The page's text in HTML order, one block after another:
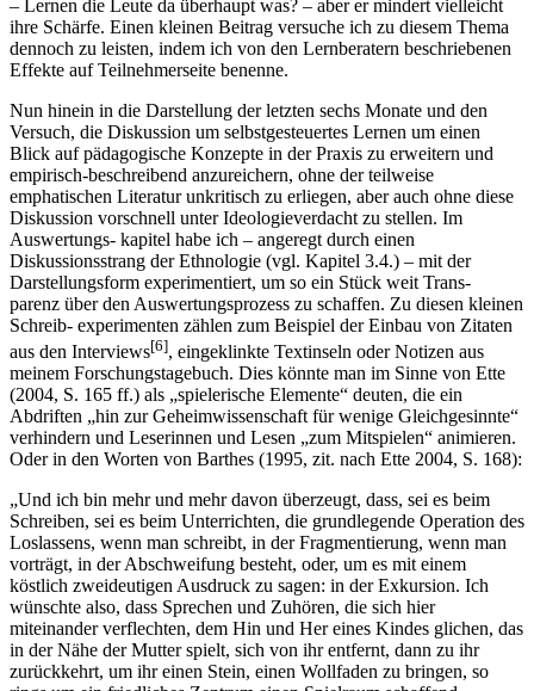
– Lernen die Leute da überhaupt was? – aber er mindert vielleicht
ihre Schärfe. Einen kleinen Beitrag versuche ich zu diesem Thema
dennoch zu leisten, indem ich von den Lernberatern beschriebenen
Effekte auf Teilnehmerseite benenne.
Nun hinein in die Darstellung der letzten sechs Monate und den
Versuch, die Diskussion um selbstgesteuertes Lernen um einen
Blick auf pädagogische Konzepte in der Praxis zu erweitern und
empirisch-beschreibend anzureichern, ohne der teilweise
emphatischen Literatur unkritisch zu erliegen, aber auch ohne diese
Diskussion vorschnell unter Ideologieverdacht zu stellen. Im
Auswertungs- kapitel habe ich – angeregt durch einen
Diskussionsstrang der Ethnologie (vgl. Kapitel 3.4.) – mit der
Darstellungsform experimentiert, um so ein Stück weit Trans-
parenz über den Auswertungsprozess zu schaffen. Zu diesen kleinen
Schreib- experimenten zählen zum Beispiel der Einbau von Zitaten
aus den Interviews[6], eingeklinkte Textinseln oder Notizen aus
meinem Forschungstagebuch. Dies könnte man im Sinne von Ette
(2004, S. 165 ff.) als „spielerische Elemente“ deuten, die ein
Abdriften „hin zur Geheimwissenschaft für wenige Gleichgesinnte“
verhindern und Leserinnen und Lesen „zum Mitspielen“ animieren.
Oder in den Worten von Barthes (1995, zit. nach Ette 2004, S. 168):
„Und ich bin mehr und mehr davon überzeugt, dass, sei es beim
Schreiben, sei es beim Unterrichten, die grundlegende Operation des
Loslassens, wenn man schreibt, in der Fragmentierung, wenn man
vorträgt, in der Abschweifung besteht, oder, um es mit einem
köstlich zweideutigen Ausdruck zu sagen: in der Exkursion. Ich
wünschte also, dass Sprechen und Zuhören, die sich hier
miteinander verflechten, dem Hin und Her eines Kindes glichen, das
in der Nähe der Mutter spielt, sich von ihr entfernt, dann zu ihr
zurückkehrt, um ihr einen Stein, einen Wollfaden zu bringen, so